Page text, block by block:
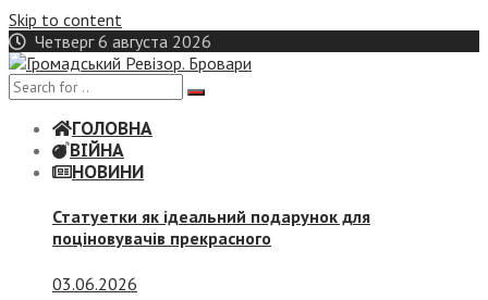
Skip to content
Четверг 6 августа 2026
ГОЛОВНА
ВІЙНА
НОВИНИ
Статуетки як ідеальний подарунок для
поціновувачів прекрасного
03.06.2026